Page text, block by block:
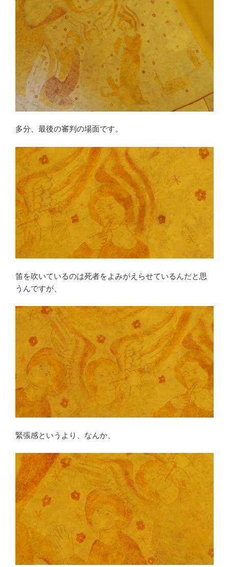
多分、最後の審判の場面です。
笛を吹いているのは死者をよみがえらせているんだと思
うんですが、
緊張感というより、なんか、